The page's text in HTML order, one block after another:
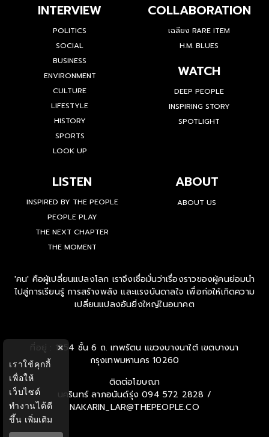
INTERVIEW
POLITICS
SOCIAL
BUSINESS
ENVIRONMENT
CULTURE
LIFESTYLE
HISTORY
SPORTS
LOOK UP
COLLABORATION
เฉลียง RARE ITEM
H.M. BLUES
WATCH
DEEP PEOPLE
INSPIRING STORY
SPOTLIGHT
LISTEN
INSPIRED BY THE PEOPLE
PEOPLE PLAY
THE NEXT CHAPTER
THE MOMENT
ABOUT
ABOUT US
'คน' คือผู้เปลี่ยนแปลงโลก เราจึงเชื่อมั่นว่าเรื่องราวของผู้คนย่อมนำ
ไปสู่การเรียนรู้ การสร้างพลัง และแรงบันดาลใจ เพื่อก่อให้เกิดความ
เปลี่ยนแปลงอันยิ่งใหญ่ในอนาคต
ที่อยู่ : 1854 ชั้น 6 ถ. เทพรัตน แขวงบางนาใต้ เขตบางนา
กรุงเทพมหานคร 10260
ติดต่อโฆษณา
นครินทร์ ลาภอนันด์รุ่ง 094 572 2828 /
NAKARIN_LAR@THEPEOPLE.CO
×
เราใช้คุกกี้
เพื่อให้
เว็บไซต์
ทำงานได้ดี
ขึ้น เพิ่มเติม